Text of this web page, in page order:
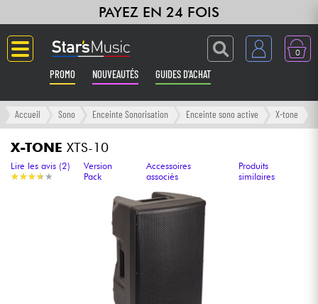
PAYEZ EN 24 FOIS
0
PROMO NOUVEAUTÉS GUIDES D'ACHAT
Langue
Guitares & Basses
Amplis & Effets
Claviers & Pianos
Synthés & Sampleurs
Accueil Sono Enceinte Sonorisation Enceinte sono active X-tone
X-TONE XTS-10
★★★★ ★
★★★★ ★
Lire les avis (2)
Version
Pack
Accessoires
associés
Produits
similaires